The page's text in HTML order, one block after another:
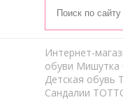
Интернет-
обуви Мишутка
Детская обувь
Сандалии